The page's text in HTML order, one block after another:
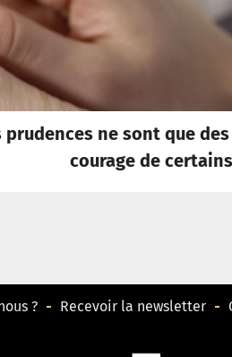
prudences ne sont que
courage de
? Recevoir la newsletter